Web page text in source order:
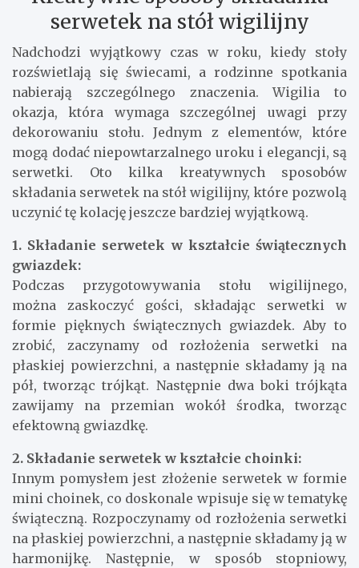
serwetek na stół wigilijny
Nadchodzi wyjątkowy czas w roku, kiedy stoły
rozświetlają się świecami, a rodzinne spotkania
nabierają szczególnego znaczenia. Wigilia to
okazja, która wymaga szczególnej uwagi przy
dekorowaniu stołu. Jednym z elementów, które
mogą dodać niepowtarzalnego uroku i elegancji, są
serwetki. Oto kilka kreatywnych sposobów
składania serwetek na stół wigilijny, które pozwolą
uczynić tę kolację jeszcze bardziej wyjątkową.
1. Składanie serwetek w kształcie świątecznych
gwiazdek:
Podczas przygotowywania stołu wigilijnego,
można zaskoczyć gości, składając serwetki w
formie pięknych świątecznych gwiazdek. Aby to
zrobić, zaczynamy od rozłożenia serwetki na
płaskiej powierzchni, a następnie składamy ją na
pół, tworząc trójkąt. Następnie dwa boki trójkąta
zawijamy na przemian wokół środka, tworząc
efektowną gwiazdkę.
2. Składanie serwetek w kształcie choinki:
Innym pomysłem jest złożenie serwetek w formie
mini choinek, co doskonale wpisuje się w tematykę
świąteczną. Rozpoczynamy od rozłożenia serwetki
na płaskiej powierzchni, a następnie składamy ją w
harmonijkę. Następnie, w sposób stopniowy,